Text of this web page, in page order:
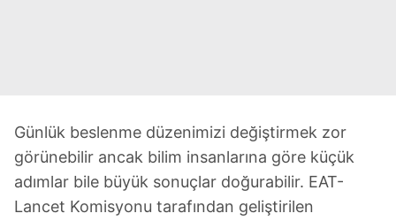
Günlük beslenme düzenimizi değiştirmek zor
görünebilir ancak bilim insanlarına göre küçük
adımlar bile büyük sonuçlar doğurabilir. EAT-
Lancet Komisyonu tarafından geliştirilen